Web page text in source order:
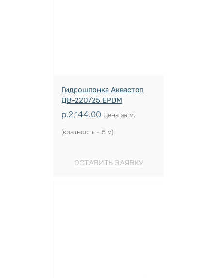
Гидрошпонка Аквастоп
ДВ-220/25 EPDM
р.2,144.00 Цена за м.
(кратность - 5 м)
ОСТАВИТЬ ЗАЯВКУ